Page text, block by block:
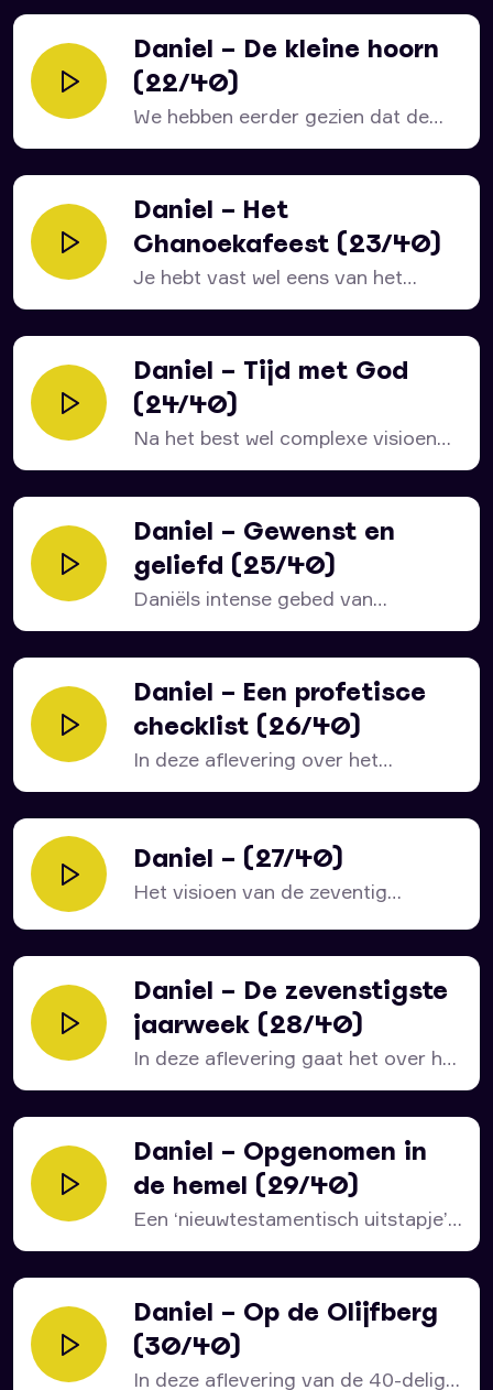
Daniel – De kleine hoorn
(22/40)
We hebben eerder gezien dat de
geitenbok staat voor...
Daniel – Het
Chanoekafeest (23/40)
Je hebt vast wel eens van het
Joodse Chanoekafeest...
Daniel – Tijd met God
(24/40)
Na het best wel complexe visioen
van Daniël 8...
Daniel – Gewenst en
geliefd (25/40)
Daniëls intense gebed van
verootmoediging en voorbede
wordt abrupt...
Daniel – Een profetisce
checklist (26/40)
In deze aflevering over het
bijbelboek Daniël beginnen we...
Daniel – (27/40)
Het visioen van de zeventig
Daniel – De zevenstigste
jaarweek (28/40)
In deze aflevering gaat het over het
laatste deel...
Daniel – Opgenomen in
de hemel (29/40)
Een ‘nieuwtestamentisch uitstapje’.
Want waar de profeet Daniël nog...
Daniel – Op de Olijfberg
(30/40)
In deze aflevering van de 40-delige